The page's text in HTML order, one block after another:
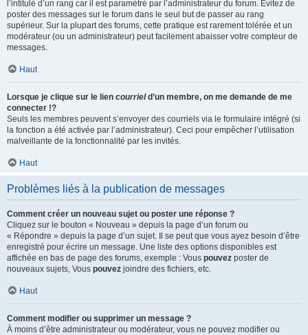
l’intitulé d’un rang car il est paramétré par l’administrateur du forum. Évitez de
poster des messages sur le forum dans le seul but de passer au rang
supérieur. Sur la plupart des forums, cette pratique est rarement tolérée et un
modérateur (ou un administrateur) peut facilement abaisser votre compteur de
messages.
Haut
Lorsque je clique sur le lien courrield’un membre, on me demande de me
connecter !?
Seuls les membres peuvent s’envoyer des courriels via le formulaire intégré (si
la fonction a été activée par l’administrateur). Ceci pour empêcher l’utilisation
malveillante de la fonctionnalité par les invités.
Haut
Problèmes liés à la publication de messages
Comment créer un nouveau sujet ou poster une réponse ?
Cliquez sur le bouton « Nouveau » depuis la page d’un forum ou
« Répondre » depuis la page d’un sujet. Il se peut que vous ayez besoin d’être
enregistré pour écrire un message. Une liste des options disponibles est
affichée en bas de page des forums, exemple : Vous pouvez poster de
nouveaux sujets, Vous pouvez joindre des fichiers, etc.
Haut
Comment modifier ou supprimer un message ?
À moins d’être administrateur ou modérateur, vous ne pouvez modifier ou